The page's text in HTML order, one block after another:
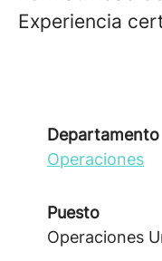
Experiencia
Departamento
Operaciones
Puesto
Operaciones